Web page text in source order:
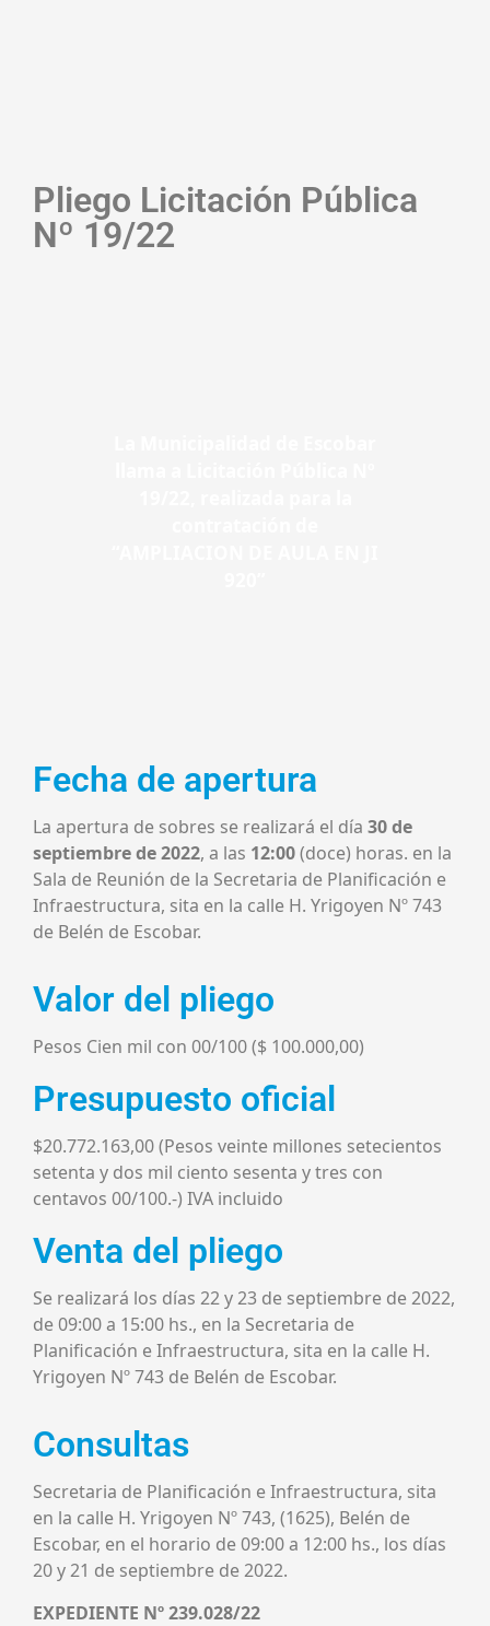
Pliego Licitación Pública
Nº 19/22
Fecha de apertura
La apertura de sobres se realizará el día 30 de
septiembre de 2022, a las 12:00(doce) horas. en la
Sala de Reunión de la Secretaria de Planificación e
Infraestructura, sita en la calle H. Yrigoyen Nº 743
de Belén de Escobar.
Valor del pliego
Pesos Cien mil con 00/100 ($ 100.000,00)
Presupuesto oficial
$20.772.163,00 (Pesos veinte millones setecientos
setenta y dos mil ciento sesenta y tres con
centavos 00/100.-) IVA incluido
Venta del pliego
Se realizará los días 22 y 23 de septiembre de 2022,
de 09:00 a 15:00 hs., en la Secretaria de
Planificación e Infraestructura, sita en la calle H.
Yrigoyen Nº 743 de Belén de Escobar.
Consultas
Secretaria de Planificación e Infraestructura, sita
en la calle H. Yrigoyen Nº 743, (1625), Belén de
Escobar, en el horario de 09:00 a 12:00 hs., los días
20 y 21 de septiembre de 2022.
EXPEDIENTE Nº 239.028/22